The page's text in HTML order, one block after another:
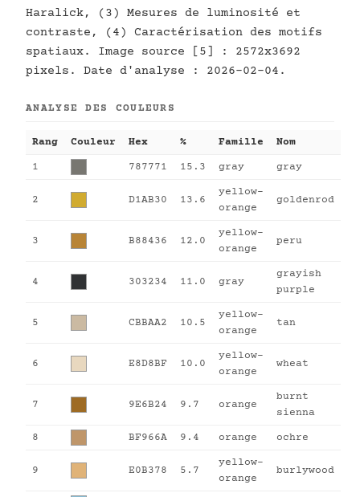
Haralick, (3) Mesures de luminosité et
contraste, (4) Caractérisation des motifs
spatiaux. Image source [5] : 2572x3692
pixels. Date d'analyse : 2026-02-04.
ANALYSE DES COULEURS
Rang Couleur Hex % Famille Nom
1 787771 15.3 gray gray
2 D1AB30 13.6
yellow-
orange
goldenrod
3 B88436 12.0
yellow-
orange
peru
4 303234 11.0 gray
grayish
purple
5 CBBAA2 10.5
yellow-
orange
tan
6 E8D8BF 10.0
yellow-
orange
wheat
7 9E6B24 9.7 orange
burnt
sienna
8 BF966A 9.4 orange ochre
9 E0B378 5.7
yellow-
orange
burlywood